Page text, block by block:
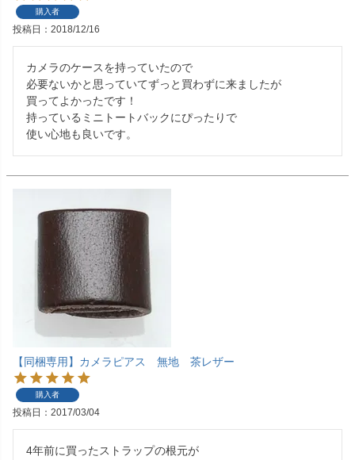
購入者
投稿日 2018/12/16
カメラのケースを持っていたので
必要ないかと思っていてずっと買わずに来ましたが
買ってよかったです！
持っているミニトートバックにぴったりで
使い心地も良いです。
【同梱専用】カメラピアス 無地 茶レザー
購入者
投稿日 2017/03/04
4年前に買ったストラップの根元が